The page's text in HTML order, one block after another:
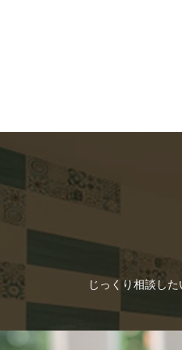
じっくり相談し